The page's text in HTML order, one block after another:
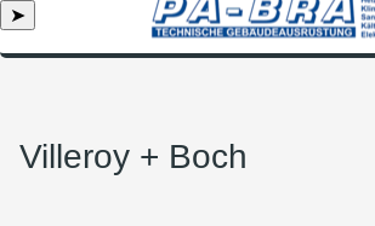
➤
Villeroy + Boch